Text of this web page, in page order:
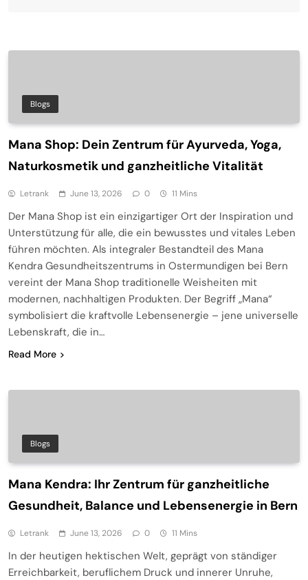
Blogs
Mana Shop: Dein Zentrum für Ayurveda, Yoga,
Naturkosmetik und ganzheitliche Vitalität
Letrank June 13, 2026 0 11 Mins
Der Mana Shop ist ein einzigartiger Ort der Inspiration und
Unterstützung für alle, die ein bewusstes und vitales Leben
führen möchten. Als integraler Bestandteil des Mana
Kendra Gesundheitszentrums in Ostermundigen bei Bern
vereint der Mana Shop traditionelle Weisheiten mit
modernen, nachhaltigen Produkten. Der Begriff „Mana“
symbolisiert die kraftvolle Lebensenergie – jene universelle
Lebenskraft, die in…
Read More
Blogs
Mana Kendra: Ihr Zentrum für ganzheitliche
Gesundheit, Balance und Lebensenergie in Bern
Letrank June 13, 2026 0 11 Mins
In der heutigen hektischen Welt, geprägt von ständiger
Erreichbarkeit, beruflichem Druck und innerer Unruhe,